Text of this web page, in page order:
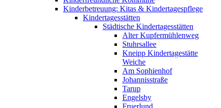
Kinderbetreuung: Kitas & Kindertagespflege
Kindertagesstätten
Städtische Kindertagesstätten
Alter Kupfermühlenweg
Stuhrsallee
Kneipp Kindertagestätte
Weiche
Am Sophienhof
Johannisstraße
Tarup
Engelsby
Fruerlund